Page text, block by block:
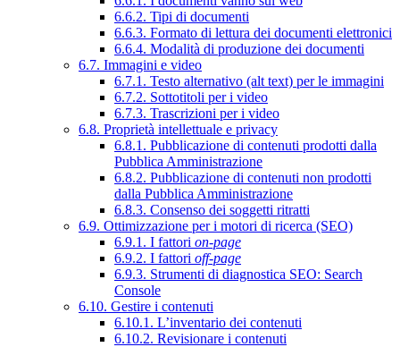
6.6.2. Tipi di documenti
6.6.3. Formato di lettura dei documenti elettronici
6.6.4. Modalità di produzione dei documenti
6.7. Immagini e video
6.7.1. Testo alternativo (alt text) per le immagini
6.7.2. Sottotitoli per i video
6.7.3. Trascrizioni per i video
6.8. Proprietà intellettuale e privacy
6.8.1. Pubblicazione di contenuti prodotti dalla
Pubblica Amministrazione
6.8.2. Pubblicazione di contenuti non prodotti
dalla Pubblica Amministrazione
6.8.3. Consenso dei soggetti ritratti
6.9. Ottimizzazione per i motori di ricerca (SEO)
6.9.1. I fattori on-page
6.9.2. I fattori off-page
6.9.3. Strumenti di diagnostica SEO: Search
Console
6.10. Gestire i contenuti
6.10.1. L’inventario dei contenuti
6.10.2. Revisionare i contenuti